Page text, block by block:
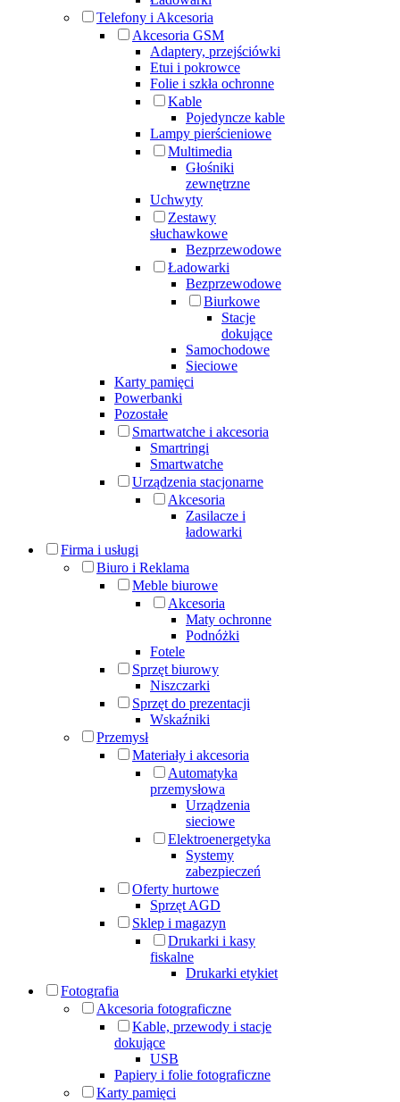
Telefony i Akcesoria
Akcesoria GSM
Adaptery, przejściówki
Etui i pokrowce
Folie i szkła ochronne
Kable
Pojedyncze kable
Lampy pierścieniowe
Multimedia
Głośniki
zewnętrzne
Uchwyty
Zestawy
słuchawkowe
Bezprzewodowe
Ładowarki
Bezprzewodowe
Biurkowe
Stacje
dokujące
Samochodowe
Sieciowe
Karty pamięci
Powerbanki
Pozostałe
Smartwatche i akcesoria
Smartringi
Smartwatche
Urządzenia stacjonarne
Akcesoria
Zasilacze i
ładowarki
Firma i usługi
Biuro i Reklama
Meble biurowe
Akcesoria
Maty ochronne
Podnóżki
Fotele
Sprzęt biurowy
Niszczarki
Sprzęt do prezentacji
Wskaźniki
Przemysł
Materiały i akcesoria
Automatyka
przemysłowa
Urządzenia
sieciowe
Elektroenergetyka
Systemy
zabezpieczeń
Oferty hurtowe
Sprzęt AGD
Sklep i magazyn
Drukarki i kasy
fiskalne
Drukarki etykiet
Fotografia
Akcesoria fotograficzne
Kable, przewody i stacje
dokujące
USB
Papiery i folie fotograficzne
Karty pamięci